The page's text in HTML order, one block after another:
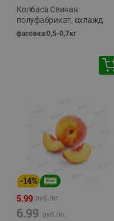
Колбаса Свиная
полуфабрикат, охлажд
фасовка:0,5-0,7кг
-14%
5.99 руб./кг
6.99 руб./кг